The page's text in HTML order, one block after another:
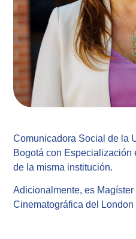
Comunicadora Social de la
Bogotá con Especialización
de la misma institución.
Adicionalmente, es
Cinematográfica del